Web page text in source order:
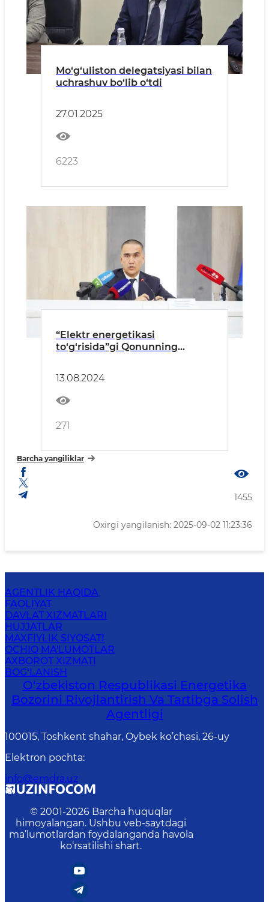
Mo‘g‘uliston delegatsiyasi bilan
uchrashuv bo‘lib o‘tdi
27.01.2025
6223
“Elektr energetikasi
to‘g‘risida”gi Qonunning
13.08.2024
271
Barcha yangiliklar
1455
Oxirgi yangilanish: 2025-09-02 11:23:36
AGENTLIK HAQIDA
FAOLIYAT
DAVLAT XIZMATLARI
HUJJATLAR
MAXFIYLIK SIYOSATI
OCHIQ MA'LUMOTLAR
AXBOROT XIZMATI
BOG‘LANISH
O‘zbekiston Respublikasi Energetika
Bozorini Rivojlantirish Va Tartibga Solish
Agentligi
100015, Toshkent shahar, Oybek ko’chasi, 26-uy
Elektron pochta:
info@emdra.uz
© 2001-2026 Barcha huquqlar
himoyalangan. Ushbu veb-saytdagi
ma’lumotlardan foydalanganda havola
ko‘rsatilishi shart.